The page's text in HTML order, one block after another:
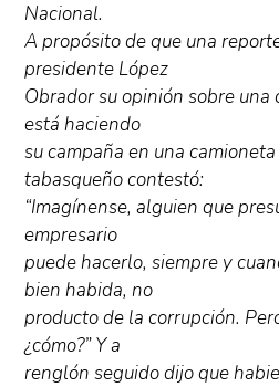
Nacional.
A propósito de que una
presidente López
Obrador su opinión sobre
está haciendo
su campaña en una
tabasqueño contestó:
“Imagínense, alguien que
empresario
puede hacerlo, siempre y
bien habida, no
producto de la corrupción.
¿cómo?” Y a
renglón seguido dijo que